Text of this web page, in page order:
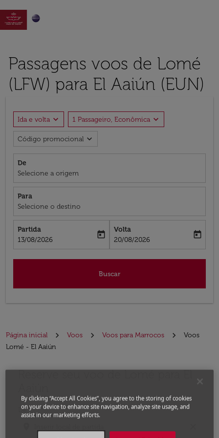

Passagens voos de Lomé
(LFW) para El Aaiún (EUN)
Ida e volta expand_more 1 Passageiro, Econômica expand_more
Código promocional expand_more
De
Selecione a origem
Para
Selecione o destino
Partida
fc-booking-departure-date-aria-label
13/08/2026
today
Volta
fc-booking-return-date-aria-label
20/08/2026
today
Buscar
Página inicial Voos Voos para Marrocos
Voos
Lomé - El Aaiún
Reserve seu voo de Lomé para El
De
Experimente atualizar a rota (partida e/ou destino)
By clicking “Accept All Cookies”, you agree to the storing of cookies
on your device to enhance site navigation, analyze site usage, and
assist in our marketing efforts.